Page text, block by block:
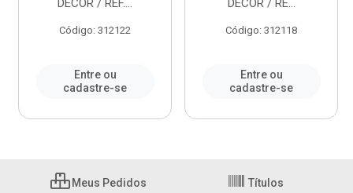
DECOR / REF....
Código: 312122
Entre ou
cadastre-se
DECOR / RE...
Código: 312118
Entre ou
cadastre-se
Meus Pedidos Títulos